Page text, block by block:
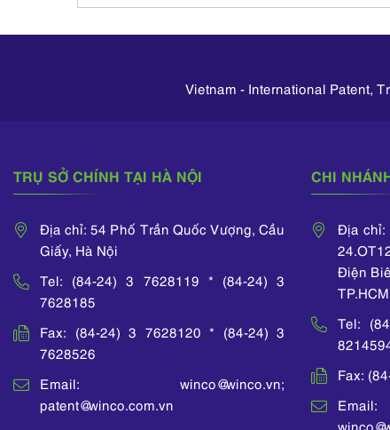
Vietnam - International Patent,
TRỤ SỞ CHÍNH TẠI HÀ NỘI
Địa chỉ: 54 Phố Trần Quốc Vượng, Cầu
Giấy, Hà Nội
Tel: (84-24) 3 7628119 * (84-24) 3
7628185
Fax: (84-24) 3 7628120 * (84-24) 3
7628526
Email: winco@winco.vn;
patent@winco.com.vn
CHI
Địa chỉ:
Điện
TP.HCM
Tel:
Fax: